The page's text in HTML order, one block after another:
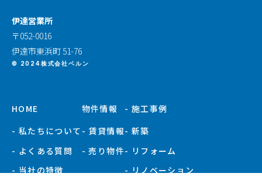
伊達営業所
〒052-0016
伊達市東浜町 51-76
© 2024株式会社ベルン
HOME
- 私たちについて
- よくある質問
- 当社の特徴
物件情報
- 賃貸情報
- 売り物件
- 施工事例
- 新築
- リフォーム
- リノベーション